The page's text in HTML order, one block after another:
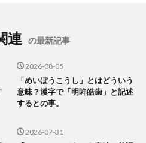
連 の最新記事
2026-08-05
「めいぼうこうし」とはどういう
意味？漢字で「明眸皓歯」と記述
するとの事。
2026-07-31